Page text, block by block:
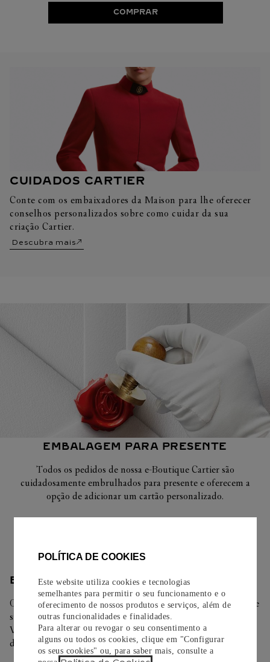
POLÍTICA DE COOKIES
Este website utiliza cookies e tecnologias
semelhantes para permitir o seu funcionamento e o
oferecimento de nossos produtos e serviços, além de
outras funcionalidades e finalidades.
Para alterar ou revogar o seu consentimento a
alguns ou todos os cookies, clique em "Configurar
os seus cookies" ou, para saber mais, consulte a
COMPRAR
CUIDADOS CARTIER
Conte com os embaixadores da Maison para lhe oferecer
conselhos personalizados sobre como cuidar da sua
criação Cartier.
Descubra mais
EMBALAGEM PARA PRESENTE
Todos os pedidos de nossa e-Boutique Cartier são
cuidadosamente embrulhados para presente e oferecem a
opção de adicionar um cartão personalizado.
ENTREGA/DEVOLUÇÃO
Oferecemos diferentes opções de entrega. Selecione o envio de
sua preferência na finalização de seu pedido.
Você pode trocar ou devolver sua criação Cartier em até 30
dias.